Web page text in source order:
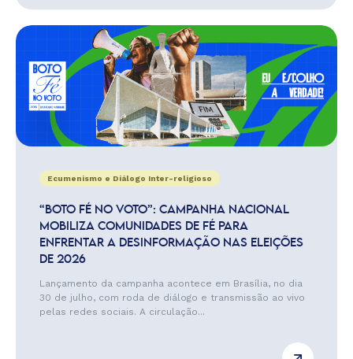
Ecumenismo e Diálogo Inter-religioso
“BOTO FÉ NO VOTO”: CAMPANHA NACIONAL
MOBILIZA COMUNIDADES DE FÉ PARA
ENFRENTAR A DESINFORMAÇÃO NAS ELEIÇÕES
DE 2026
Lançamento da campanha acontece em Brasília, no dia
30 de julho, com roda de diálogo e transmissão ao vivo
pelas redes sociais. A circulação...